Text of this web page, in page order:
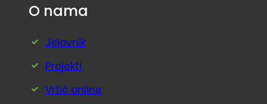
O nama
Jelovnik
Projekti
Vrtić online